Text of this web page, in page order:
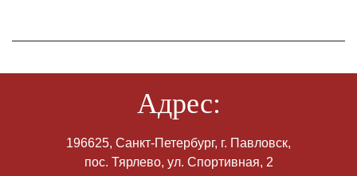
Адрес:
196625, Санкт-Петербург, г. Павловск,
пос. Тярлево, ул. Спортивная, 2